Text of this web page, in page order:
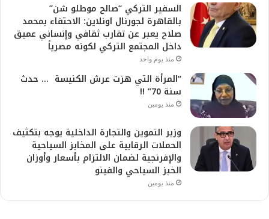
السفير التركي “صالح موطلو شن”
بالقاهرة لجورنال اونلاين: الاحتفاء بمحمد
صلاح يعبر عن تقارب ثقافي وإنساني عميق
داخل المجتمع التركي لكونه مصرياً
منذ يوم واحد
“المرأة التي هزت عرش الكنيسة … حدث
سنة 70” !!
منذ يومين
وزير التموين والتجارة الداخلية يوجه بتكثيف
الحملات الرقابية على المخابز السياحية
والإفرنجية لضمان الالتزام بأسعار وأوزان
الخبز السياحي والفينو
منذ يومين